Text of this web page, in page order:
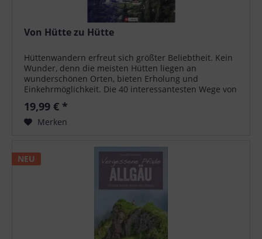
Von Hütte zu Hütte
Hüttenwandern erfreut sich größter Beliebtheit. Kein
Wunder, denn die meisten Hütten liegen an
wunderschönen Orten, bieten Erholung und
Einkehrmöglichkeit. Die 40 interessantesten Wege von
19,99 € *
Merken
NEU